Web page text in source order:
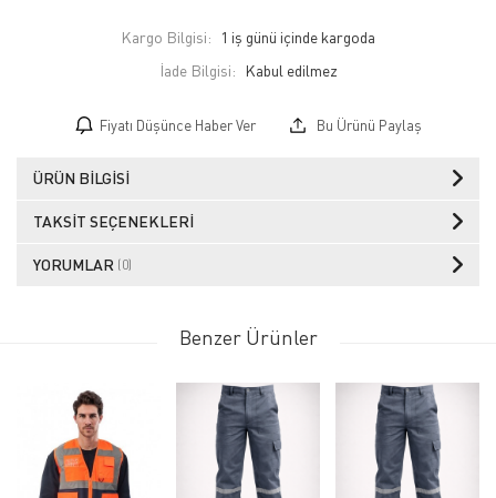
Kargo Bilgisi:
1 iş günü içinde kargoda
İade Bilgisi:
Fiyatı Düşünce Haber Ver Bu Ürünü Paylaş
ÜRÜN BILGISI
TAKSIT SEÇENEKLERI
YORUMLAR (0)
Benzer Ürünler